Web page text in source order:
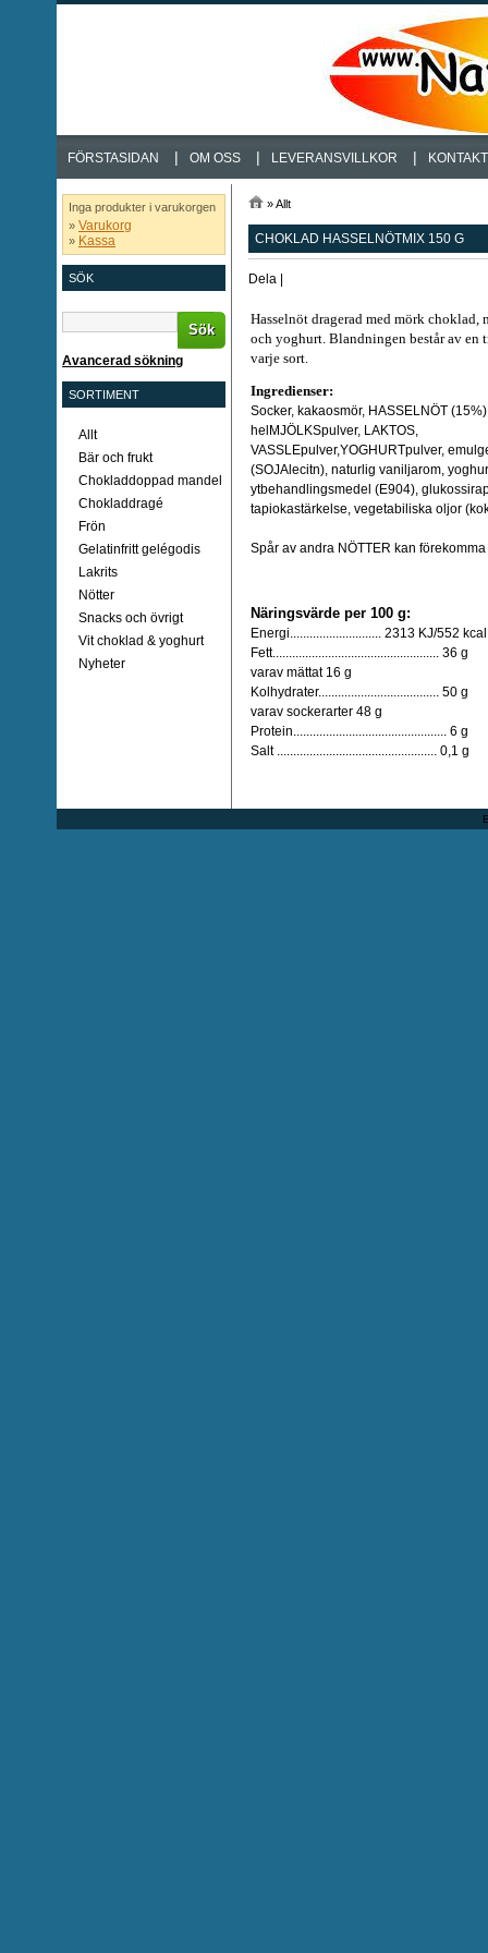
FÖRSTASIDAN | OM OSS | LEVERANSVILLKOR | KONTAKT
Inga produkter i varukorgen
» Varukorg
» Kassa
SÖK
Sök
Avancerad sökning
SORTIMENT
Allt
Bär och frukt
Chokladdoppad mandel
Chokladdragé
Frön
Gelatinfritt gelégodis
Lakrits
Nötter
Snacks och övrigt
Vit choklad & yoghurt
Nyheter
»Allt
CHOKLAD HASSELNÖTMIX 150 G
Dela
Hasselnöt dragerad med mörk
och yoghurt. Blandningen består av en
varje sort.
Ingredienser:
Socker, kakaosmör, HASSELNÖT
helMJÖLKSpulver, LAKTOS,
VASSLEpulver,YOGHURTpulver,
(SOJAlecitn), naturlig vaniljarom,
ytbehandlingsmedel (E904),
tapiokastärkelse, vegetabiliska oljor
Spår av andra NÖTTER kan förekomma
Näringsvärde per 100 g:
Energi............................ 2313 KJ/552 kcal
Fett................................................... 36 g
varav mättat 16 g
Kolhydrater..................................... 50 g
varav sockerarter 48 g
Protein............................................... 6 g
Salt ................................................. 0,1 g